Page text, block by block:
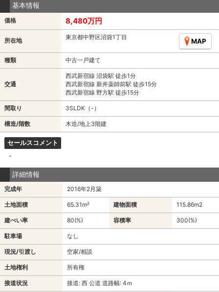
基本情報
価格 8,480万円
所在地 東京都中野区沼袋1丁目
MAP
種類 中古一戸建て
交通
西武新宿線 沼袋駅 徒歩1分
西武新宿線 新井薬師前駅 徒歩15分
西武新宿線 野方駅 徒歩15分
間取り 3SLDK（-）
構造/階数 木造/地上3階建
セールスコメント
-
詳細情報
完成年 2016年2月築
土地面積 65.31m² 建物面積 115.86m2
建ぺい率 80(%) 容積率 300(%)
駐車場 なし
現況/引渡し 空家/相談
土地権利 所有権
接道状況 接道: 西 公道 道路幅: 4ｍ